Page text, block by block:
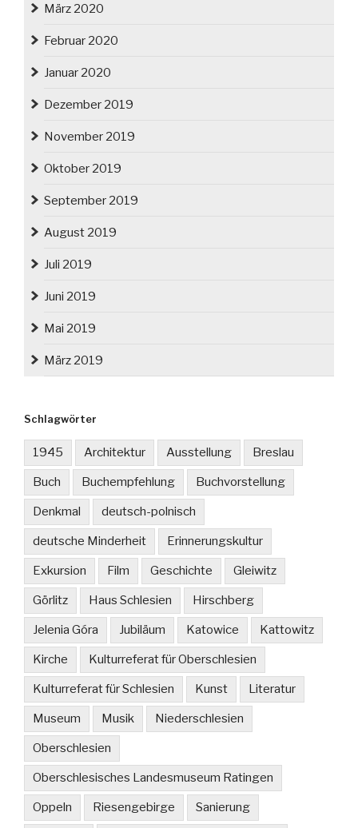
März 2020
Februar 2020
Januar 2020
Dezember 2019
November 2019
Oktober 2019
September 2019
August 2019
Juli 2019
Juni 2019
Mai 2019
März 2019
Schlagwörter
1945 Architektur Ausstellung Breslau
Buch Buchempfehlung Buchvorstellung
Denkmal deutsch-polnisch
deutsche Minderheit Erinnerungskultur
Exkursion Film Geschichte Gleiwitz
Görlitz Haus Schlesien Hirschberg
Jelenia Góra Jubiläum Katowice Kattowitz
Kirche Kulturreferat für Oberschlesien
Kulturreferat für Schlesien Kunst Literatur
Museum Musik Niederschlesien
Oberschlesien
Oberschlesisches Landesmuseum Ratingen
Oppeln Riesengebirge Sanierung